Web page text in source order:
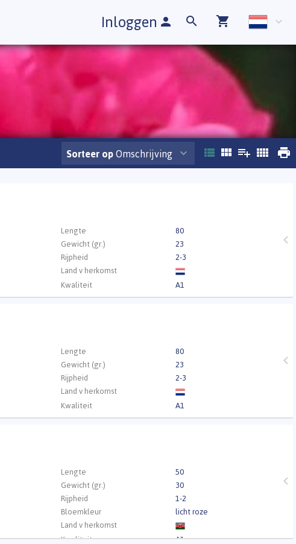
Inloggen
Sorteer op Omschrijving
Lengte
80
Gewicht (gr.)
23
Rijpheid
2-3
Land v herkomst
Kwaliteit
A1
Lengte
80
Gewicht (gr.)
23
Rijpheid
2-3
Land v herkomst
Kwaliteit
A1
Lengte
50
Gewicht (gr.)
30
Rijpheid
1-2
Bloemkleur
licht roze
Land v herkomst
Kwaliteit
A1